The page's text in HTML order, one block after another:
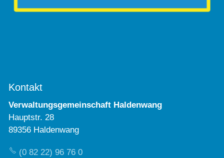
Kontakt
Verwaltungsgemeinschaft Haldenwang
Hauptstr. 28
89356 Haldenwang
(0 82 22) 96 76 0